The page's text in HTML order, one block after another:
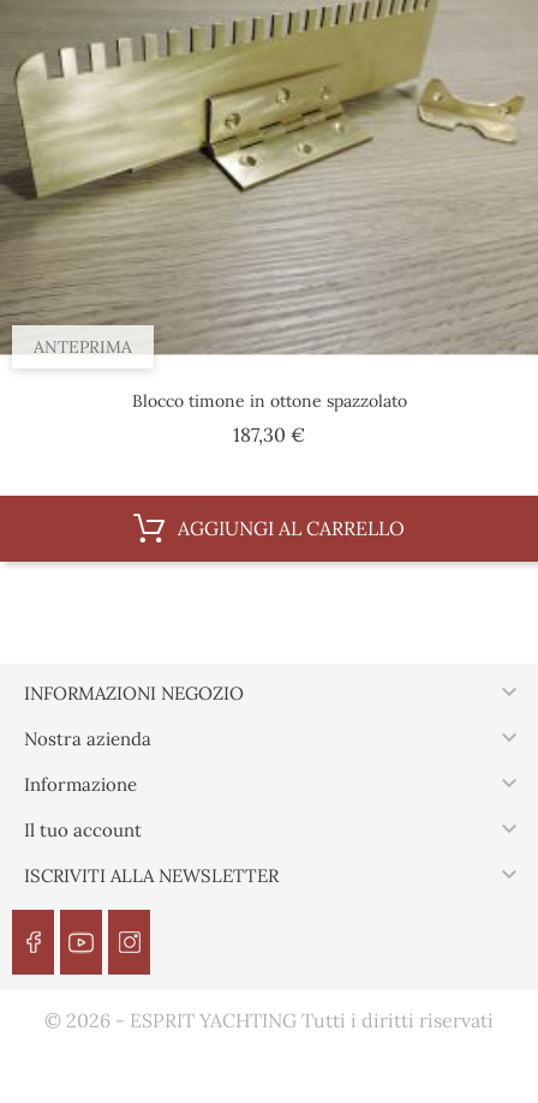
ANTEPRIMA
Blocco timone in ottone spazzolato
187,30 €Prezzo
AGGIUNGI AL CARRELLO
INFORMAZIONI NEGOZIO 
Nostra azienda 
Informazione 
Il tuo account 
ISCRIVITI ALLA NEWSLETTER 
© 2026 - ESPRIT YACHTING Tutti i diritti riservati